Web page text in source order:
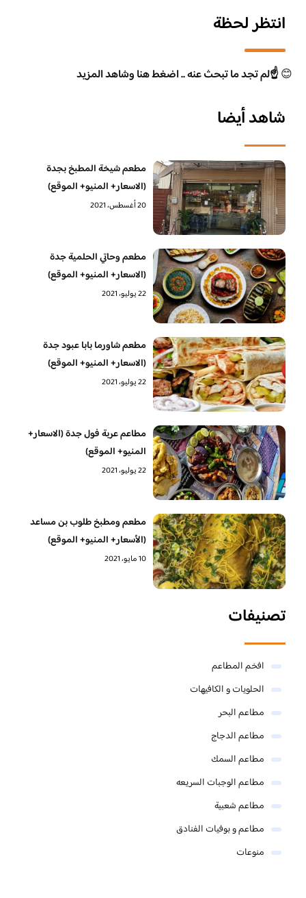
انتظر لحظة
😊☝️لم تجد ما تبحث عنه .. اضغط هنا وشاهد المزيد
شاهد أيضا
مطعم شيخة المطبخ بجدة
(الاسعار+ المنيو+ الموقع)
20 أغسطس، 2021
مطعم وحاتي الحلمية جدة
(الاسعار+ المنيو+ الموقع)
22 يوليو، 2021
مطعم شاورما بابا عبود جدة
(الاسعار+ المنيو+ الموقع)
22 يوليو، 2021
مطاعم عربة فول جدة (الاسعار+
المنيو+ الموقع)
22 يوليو، 2021
مطعم ومطبخ طلوب بن مساعد
(الأسعار+ المنيو+ الموقع)
10 مايو، 2021
تصنيفات
افخم المطاعم
الحلويات و الكافيهات ‎
مطاعم البحر
مطاعم الدجاج
مطاعم السمك
مطاعم الوجبات السريعه
مطاعم شعبية
مطاعم و بوفيات الفنادق
منوعات